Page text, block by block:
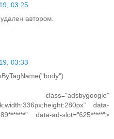
03:25
автором.
03:33
class="adsbygoogle"
data-
data-ad-slot="625*****">